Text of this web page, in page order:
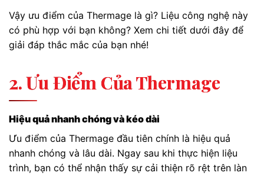
Vậy ưu điểm của Thermage là gì? Liệu công nghệ này
có phù hợp với bạn không? Xem chi tiết dưới đây để
giải đáp thắc mắc của bạn nhé!
2. Ưu Điểm Của Thermage
Hiệu quả nhanh chóng và kéo dài
Ưu điểm của Thermage đầu tiên chính là hiệu quả
nhanh chóng và lâu dài. Ngay sau khi thực hiện liệu
trình, bạn có thể nhận thấy sự cải thiện rõ rệt trên làn